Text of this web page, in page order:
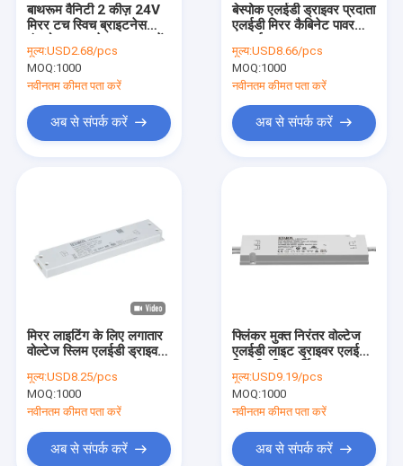
बाथरूम वैनिटी 2 कीज़ 24V
मिरर टच स्विच ब्राइटनेस
डीफॉग फंक्शन
मूल्य:USD2.68/pcs
MOQ:1000
नवीनतम कीमत पता करें
अब से संपर्क करें
बेस्पोक एलईडी ड्राइवर प्रदाता
एलईडी मिरर कैबिनेट पावर
मिरर एलईडी स्ट्रिप लाइट के
लिए झिलमिलाहट मुक्त लेटरॉन
एलईडी ड्राइवर
मूल्य:USD8.66/pcs
MOQ:1000
नवीनतम कीमत पता करें
अब से संपर्क करें
मिरर लाइटिंग के लिए लगातार
वोल्टेज स्लिम एलईडी ड्राइवर
मूल्य:USD8.25/pcs
MOQ:1000
नवीनतम कीमत पता करें
अब से संपर्क करें
फ्लिंकर मुक्त निरंतर वोल्टेज
एलईडी लाइट ड्राइवर एलईडी
बाथरूम प्रकाश व्यवस्था के
लिए
मूल्य:USD9.19/pcs
MOQ:1000
नवीनतम कीमत पता करें
अब से संपर्क करें